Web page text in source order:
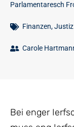
Parlamentaresch
Finanzen,Justiz
Carole
Bei enger